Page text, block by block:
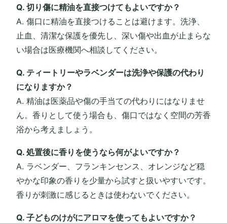
Q. 切り傷に精油を直接つけてもよいですか？
A. 傷口に精油を直接つけることは避けます。洗浄、
止血、清潔な保護を優先し、深い傷や出血が止まらな
い場合は医療機関へ相談してください。
Q. ティートリーやラベンダーは洗浄や保護の代わり
になりますか？
A. 精油は医薬品や傷の手当ての代わりにはなりませ
ん。香りとして使う場合も、傷口ではなく空間の芳香
浴から考えましょう。
Q. 処置後に香りを使うなら何がよいですか？
A. ラベンダー、フランキンセンス、オレンジなど穏
やかな印象の香りを少量から試すと扱いやすいです。
香りが刺激に感じるときは使わないでください。
Q. 子どものけがにアロマを使ってもよいですか？